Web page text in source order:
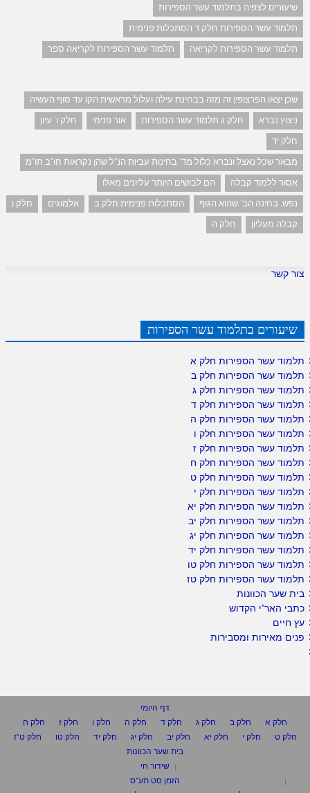
שיעורים לצפיה בתלמוד עשר הספירות
תלמוד עשר הספירות חלק ד הסתכלות פנימית
תלמוד עשר הספירות לקריאה
תלמוד עשר הספירות לקריאה ספר
שכן יצאו הפרצופין זה מזה בבחינת עילה ועלול מראשית הקו עד סוף העשיה
ניצוץ נברא
חלק ג תלמוד עשר הספירות אור פנימי
חלק ו' עיון
חלק יד
מבאר שכל נאצל ונברא כלול מד' בחינות עביות הנ"ל שהן נקראות חו"ב תו"מ
אסור ללמוד קבלה
הם לבושים היותר עליונים מאלו
נפש. בחינה הב' שהוא הגוף
הסתכלות פנימית חלק ב אלמוגים
חלק ו
קבלה מעליון
חלק ה
צור קשר
שיעורים בתלמוד עשר הספירות
תלמוד עשר הספירות חלק א
תלמוד עשר הספירות חלק ב
תלמוד עשר הספירות חלק ג
תלמוד עשר הספירות חלק ד
תלמוד עשר הספירות חלק ה
תלמוד עשר הספירות חלק ו
תלמוד עשר הספירות חלק ז
תלמוד עשר הספירות חלק ח
תלמוד עשר הספירות חלק ט
תלמוד עשר הספירות חלק י
תלמוד עשר הספירות חלק יא
תלמוד עשר הספירות חלק יב
תלמוד עשר הספירות חלק יג
תלמוד עשר הספירות חלק יד
תלמוד עשר הספירות חלק טו
תלמוד עשר הספירות חלק טז
בית שער הכוונות
כתבי האר"י הקדוש
עץ חיים
פנים מאירות ומסבירות
דף היומי
חלק א
חלק ב חלק ג חלק ד חלק ה חלק ו חלק ז
חלק ח
חלק ט
חלק י חלק יא חלק יב חלק יג חלק יד חלק טו
חלק ט"ז
בית שער הכוונות
שידור חי
הזמן סט תע"ס